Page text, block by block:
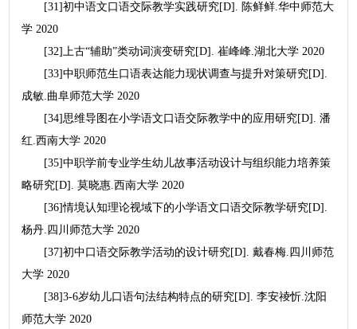
[31]初中语文口语交际教学实践研究[D]. 陈鲜鲜.华中师范大
学 2020
[32]上古“辅助”类动词演变研究[D]. 崔峰峰.湖北大学 2020
[33]中职师范生口语表达能力现状调查与提升对策研究[D].
成敏.曲阜师范大学 2020
[34]思维导图在小学语文口语交际教学中的应用研究[D]. 潘
红.西南大学 2020
[35]中职学前专业学生幼儿故事活动设计与组织能力培养策
略研究[D]. 莫晓惠.西南大学 2020
[36]情境认知理论视域下的小学语文口语交际教学研究[D].
杨丹.四川师范大学 2020
[37]初中口语交际教学活动的设计研究[D]. 戴春梅.四川师范
大学 2020
[38]3-6岁幼儿口语句法结构特点的研究[D]. 李安祾忻.沈阳
师范大学 2020